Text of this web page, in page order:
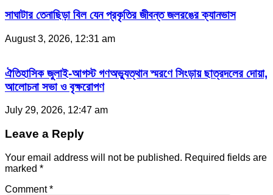
সাঘাটার তেনাছিড়া বিল যেন প্রকৃতির জীবন্ত জলরঙের ক্যানভাস
August 3, 2026, 12:31 am
ঐতিহাসিক জুলাই-আগস্ট গণঅভ্যুত্থান স্মরণে সিংড়ায় ছাত্রদলের দোয়া,
আলোচনা সভা ও বৃক্ষরোপণ
July 29, 2026, 12:47 am
Leave a Reply
Your email address will not be published. Required fields are
marked *
Comment*